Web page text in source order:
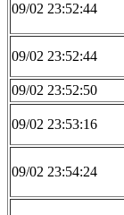
09/02 23:52:44
09/02 23:52:44
09/02 23:52:50
09/02 23:53:16
09/02 23:54:24